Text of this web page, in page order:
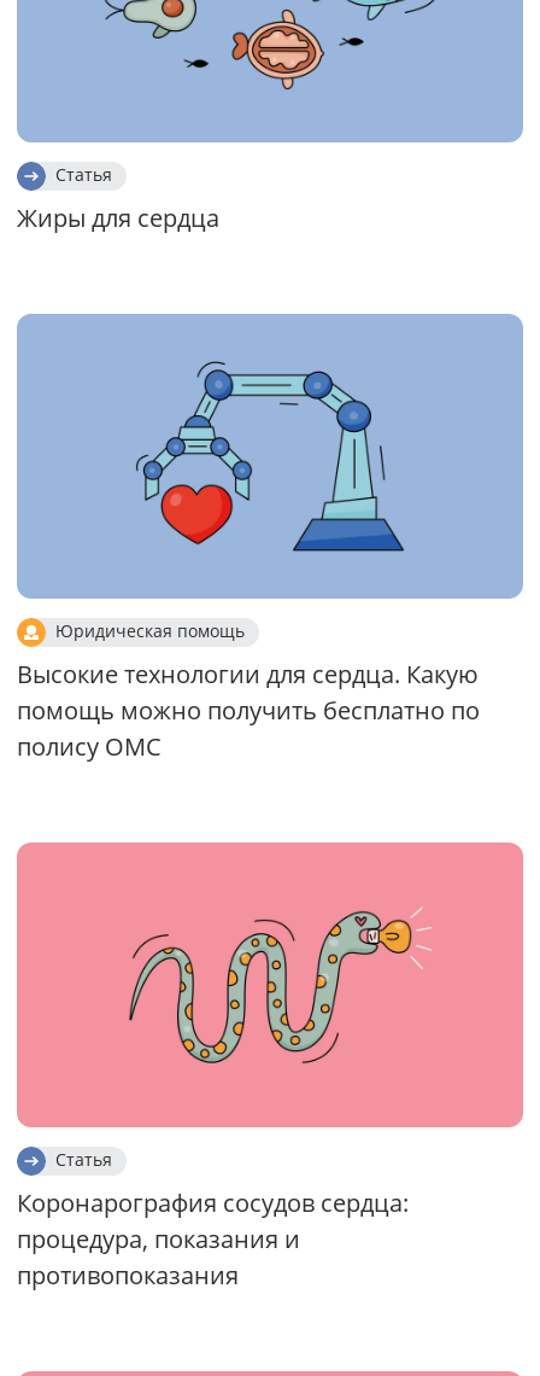
Статья
Жиры для сердца
Юридическая помощь
Высокие технологии для сердца. Какую
помощь можно получить бесплатно по
полису ОМС
Статья
Коронарография сосудов сердца:
процедура, показания и
противопоказания